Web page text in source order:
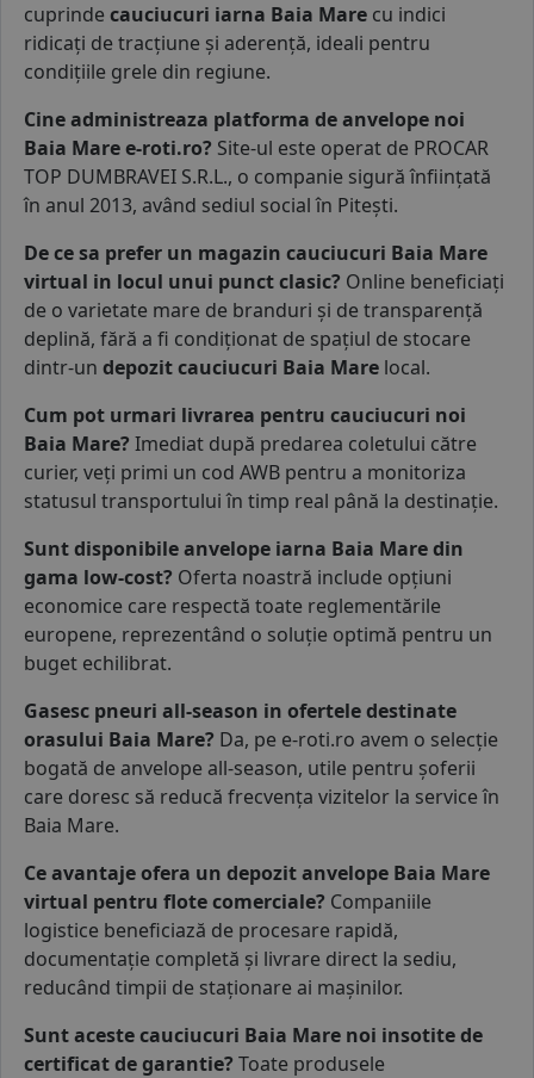
cuprinde cauciucuri iarna Baia Mare cu indici
ridicați de tracțiune și aderență, ideali pentru
condițiile grele din regiune.
Cine administreaza platforma de anvelope noi
Baia Mare e-roti.ro? Site-ul este operat de PROCAR
TOP DUMBRAVEI S.R.L., o companie sigură înființată
în anul 2013, având sediul social în Pitești.
De ce sa prefer un magazin cauciucuri Baia Mare
virtual in locul unui punct clasic? Online beneficiați
de o varietate mare de branduri și de transparență
deplină, fără a fi condiționat de spațiul de stocare
dintr-un depozit cauciucuri Baia Mare local.
Cum pot urmari livrarea pentru cauciucuri noi
Baia Mare? Imediat după predarea coletului către
curier, veți primi un cod AWB pentru a monitoriza
statusul transportului în timp real până la destinație.
Sunt disponibile anvelope iarna Baia Mare din
gama low-cost? Oferta noastră include opțiuni
economice care respectă toate reglementările
europene, reprezentând o soluție optimă pentru un
buget echilibrat.
Gasesc pneuri all-season in ofertele destinate
orasului Baia Mare? Da, pe e-roti.ro avem o selecție
bogată de anvelope all-season, utile pentru șoferii
care doresc să reducă frecvența vizitelor la service în
Baia Mare.
Ce avantaje ofera un depozit anvelope Baia Mare
virtual pentru flote comerciale? Companiile
logistice beneficiază de procesare rapidă,
documentație completă și livrare direct la sediu,
reducând timpii de staționare ai mașinilor.
Sunt aceste cauciucuri Baia Mare noi insotite de
certificat de garantie? Toate produsele